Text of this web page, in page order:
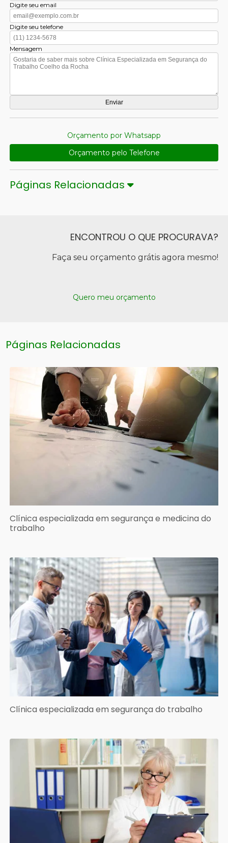
Digite seu email
Digite seu telefone
Mensagem
Orçamento por Whatsapp
Orçamento pelo Telefone
Páginas Relacionadas
ENCONTROU O QUE PROCURAVA?
Faça seu orçamento grátis agora mesmo!
Quero meu orçamento
Páginas Relacionadas
Clínica especializada em segurança e medicina do
trabalho
Clínica especializada em segurança do trabalho